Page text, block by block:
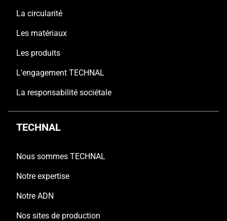
La circularité
Les matériaux
Les produits
L'engagement TECHNAL
La responsabilité sociétale
TECHNAL
Nous sommes TECHNAL
Notre expertise
Notre ADN
Nos sites de production